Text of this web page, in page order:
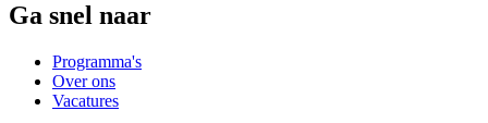
Ga snel naar
Programma's
Over ons
Vacatures